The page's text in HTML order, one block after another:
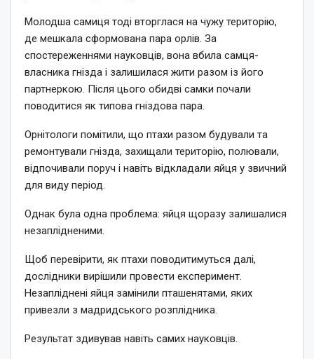
Молодша самиця тоді вторглася на чужу територію,
де мешкала сформована пара орлів. За
спостереженнями науковців, вона вбила самця-
власника гнізда і залишилася жити разом із його
партнеркою. Після цього обидві самки почали
поводитися як типова гніздова пара.
Орнітологи помітили, що птахи разом будували та
ремонтували гнізда, захищали територію, полювали,
відпочивали поруч і навіть відкладали яйця у звичний
для виду період.
Однак була одна проблема: яйця щоразу залишалися
незаплідненими.
Щоб перевірити, як птахи поводитимуться далі,
дослідники вирішили провести експеримент.
Незапліднені яйця замінили пташенятами, яких
привезли з мадридського розплідника.
Результат здивував навіть самих науковців.